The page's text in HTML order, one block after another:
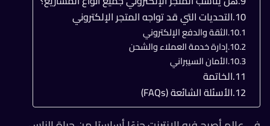
التحديات التي قد تواجه المتجر الإلكتروني
الثقة والدفع الإلكتروني
إدارة خدمة العملاء والشحن
الأمان السيبراني
الخاتمة
الأسئلة الشائعة (FAQs)